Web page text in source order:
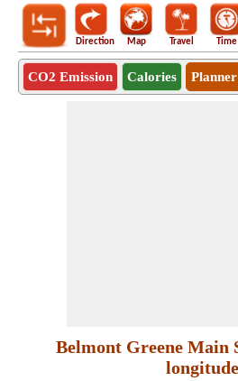
Direction Map Travel Time
CO2 Emission Calories Planner
Belmont Greene Main
longitude